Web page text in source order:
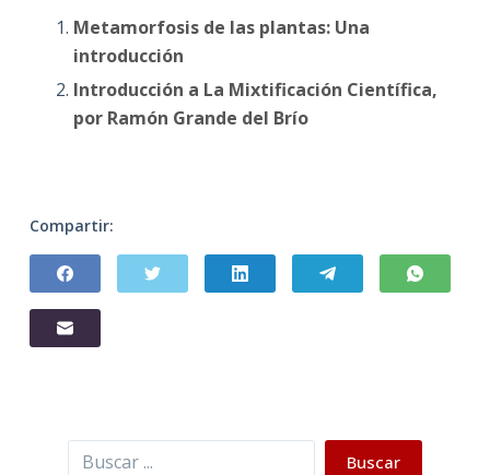
Metamorfosis de las plantas: Una
introducción
Introducción a La Mixtificación Científica,
por Ramón Grande del Brío
Compartir:
Buscar Buscar